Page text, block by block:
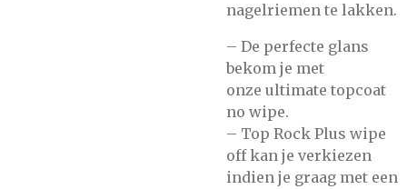
nagelriemen te lakken.
– De perfecte glans
bekom je met
onze ultimate topcoat
no wipe.
– Top Rock Plus wipe
off kan je verkiezen
indien je graag met een